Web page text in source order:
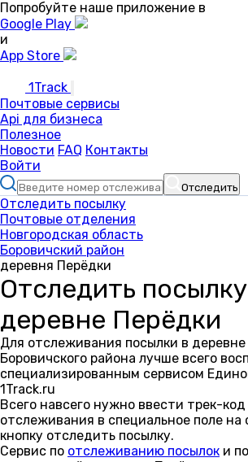
Попробуйте наше приложение в
Google Play
и
App Store
1Track
Почтовые сервисы
Api для бизнеса
Полезное
Новости FAQ Контакты
Войти
Отследить
Отследить посылку
Почтовые отделения
Новгородская область
Боровичский район
деревня Перёдки
Отследить
деревне Перёдки
Для отслеживания посылки в
Боровичского района лучше всего
специализированным сервисом
1Track.ru
Всего навсего нужно ввести трек-
отслеживания в специальное поле
кнопку отследить посылку.
Сервис по отслеживанию посылок и